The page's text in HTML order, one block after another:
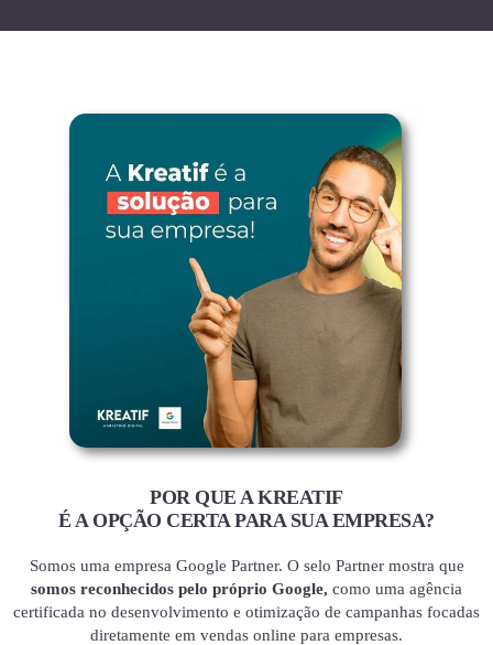
POR QUE A KREATIF
É A OPÇÃO CERTA PARA SUA EMPRESA?
Somos uma empresa Google Partner. O selo Partner mostra que
somos reconhecidos pelo próprio Google, como uma agência
certificada no desenvolvimento e otimização de campanhas focadas
diretamente em vendas online para empresas.